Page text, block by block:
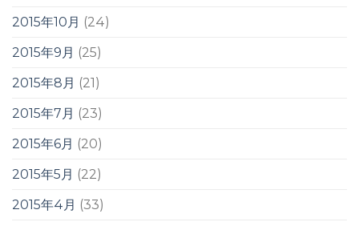
2015年10月 (24)
2015年9月 (25)
2015年8月 (21)
2015年7月 (23)
2015年6月 (20)
2015年5月 (22)
2015年4月 (33)